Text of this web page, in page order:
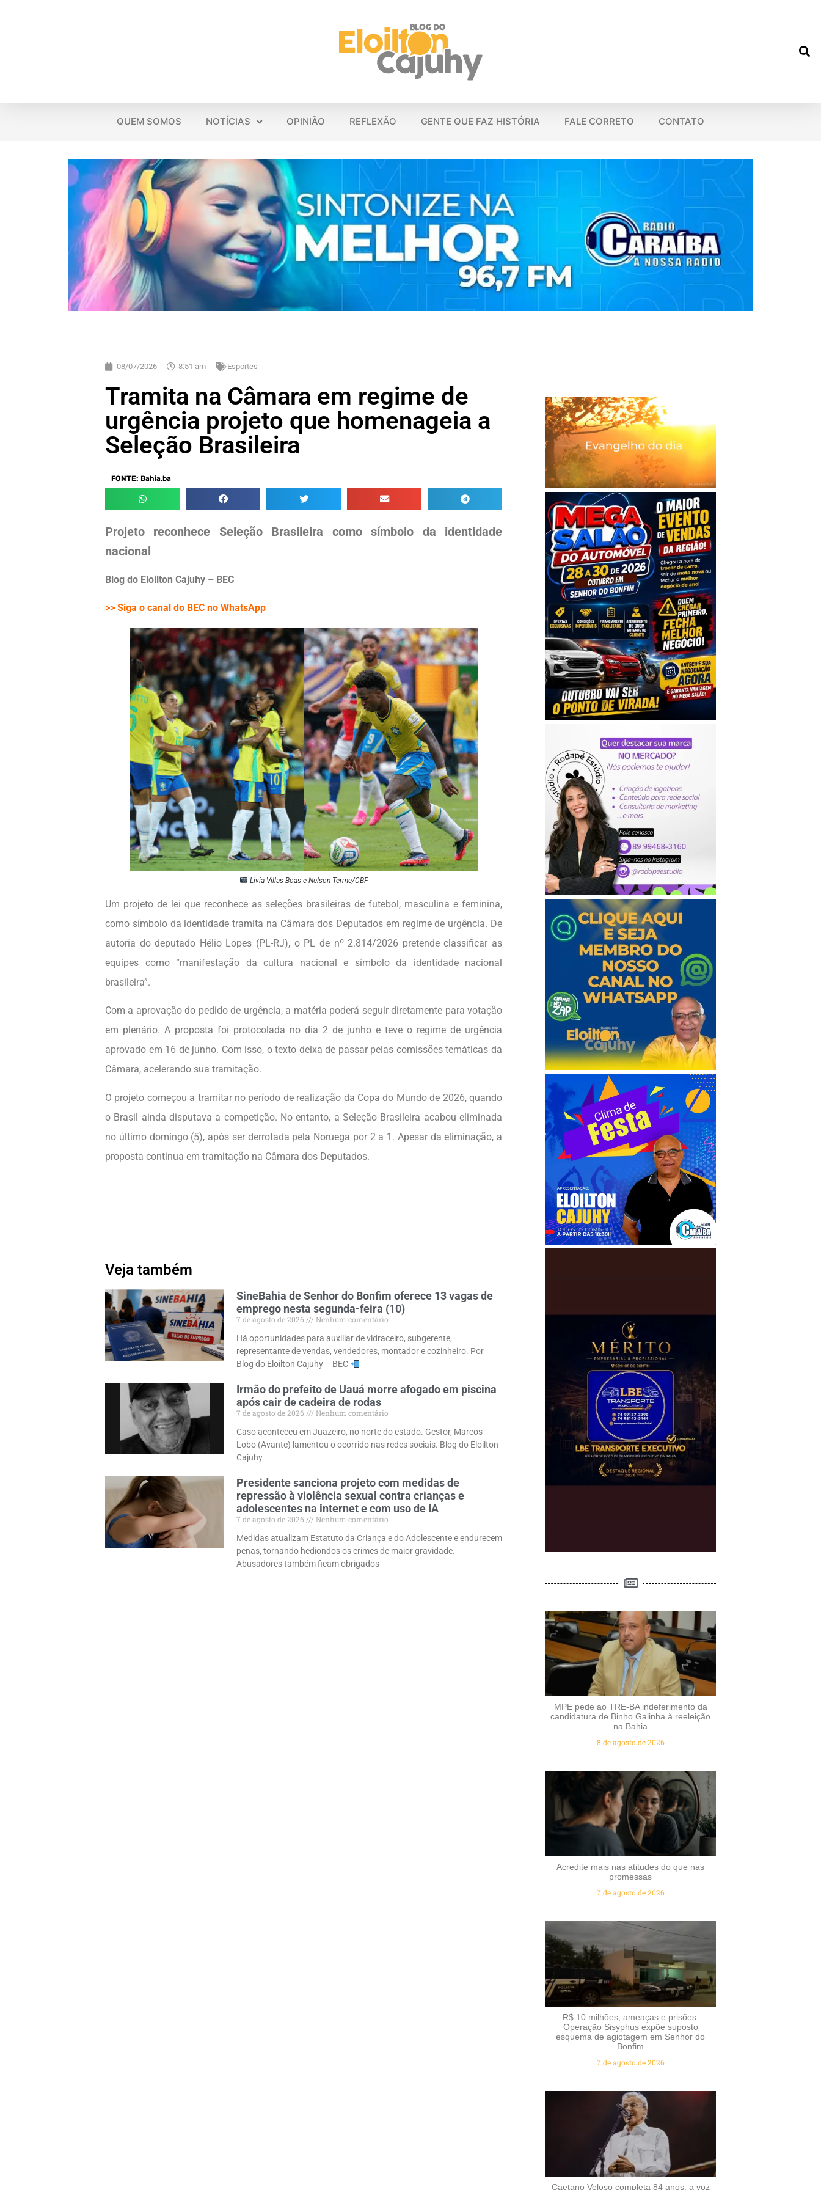
QUEM SOMOS NOTÍCIAS OPINIÃO REFLEXÃO GENTE QUE FAZ HISTÓRIA FALE CORRETO CONTATO
08/07/2026 8:51 am Esportes
Tramita na Câmara em regime de
urgência projeto que homenageia a
Seleção Brasileira
FONTE: Bahia.ba
Projeto reconhece Seleção Brasileira como símbolo da identidade
nacional
Blog do Eloilton Cajuhy – BEC
>> Siga o canal do BEC no WhatsApp
Lívia Villas Boas e Nelson Terme/CBF
Um projeto de lei que reconhece as seleções brasileiras de futebol, masculina e feminina,
como símbolo da identidade tramita na Câmara dos Deputados em regime de urgência. De
autoria do deputado Hélio Lopes (PL-RJ), o PL de nº 2.814/2026 pretende classificar as
equipes como “manifestação da cultura nacional e símbolo da identidade nacional
brasileira”.
Com a aprovação do pedido de urgência, a matéria poderá seguir diretamente para votação
em plenário. A proposta foi protocolada no dia 2 de junho e teve o regime de urgência
aprovado em 16 de junho. Com isso, o texto deixa de passar pelas comissões temáticas da
Câmara, acelerando sua tramitação.
O projeto começou a tramitar no período de realização da Copa do Mundo de 2026, quando
o Brasil ainda disputava a competição. No entanto, a Seleção Brasileira acabou eliminada
no último domingo (5), após ser derrotada pela Noruega por 2 a 1. Apesar da eliminação, a
proposta continua em tramitação na Câmara dos Deputados.
Veja também
SineBahia de Senhor do Bonfim oferece 13 vagas de
emprego nesta segunda-feira (10)
7 de agosto de 2026
Nenhum comentário
Há oportunidades para auxiliar de vidraceiro, subgerente,
representante de vendas, vendedores, montador e cozinheiro. Por
Blog do Eloilton Cajuhy – BEC
Irmão do prefeito de Uauá morre afogado em piscina
após cair de cadeira de rodas
7 de agosto de 2026
Nenhum comentário
Caso aconteceu em Juazeiro, no norte do estado. Gestor, Marcos
Lobo (Avante) lamentou o ocorrido nas redes sociais. Blog do Eloilton
Cajuhy
Presidente sanciona projeto com medidas de
repressão à violência sexual contra crianças e
adolescentes na internet e com uso de IA
7 de agosto de 2026
Nenhum comentário
Medidas atualizam Estatuto da Criança e do Adolescente e endurecem
penas, tornando hediondos os crimes de maior gravidade.
Abusadores também ficam obrigados
MPE pede ao TRE-BA indeferimento da
candidatura de Binho Galinha à reeleição
na Bahia
8 de agosto de 2026
Acredite mais nas atitudes do que nas
promessas
7 de agosto de 2026
R$ 10 milhões, ameaças e prisões:
Operação Sisyphus expõe suposto
esquema de agiotagem em Senhor do
Bonfim
7 de agosto de 2026
Caetano Veloso completa 84 anos: a voz